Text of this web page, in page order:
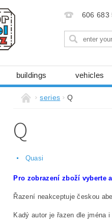
606 683
buildings vehicles
machinery
tools
series Q
Q
Quasi
Pro zobrazení zboží vyberte
Řazení neakceptuje českou
Kadý autor je řazen dle jména